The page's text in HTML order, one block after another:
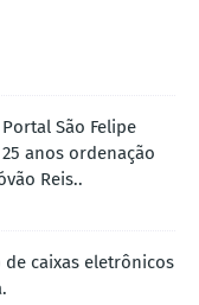
São Felipe
anos ordenação
Reis..
caixas eletrônicos